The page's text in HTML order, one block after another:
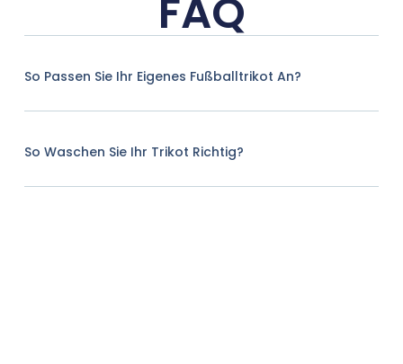
FAQ
So Passen Sie Ihr Eigenes Fußballtrikot An?
So Waschen Sie Ihr Trikot Richtig?